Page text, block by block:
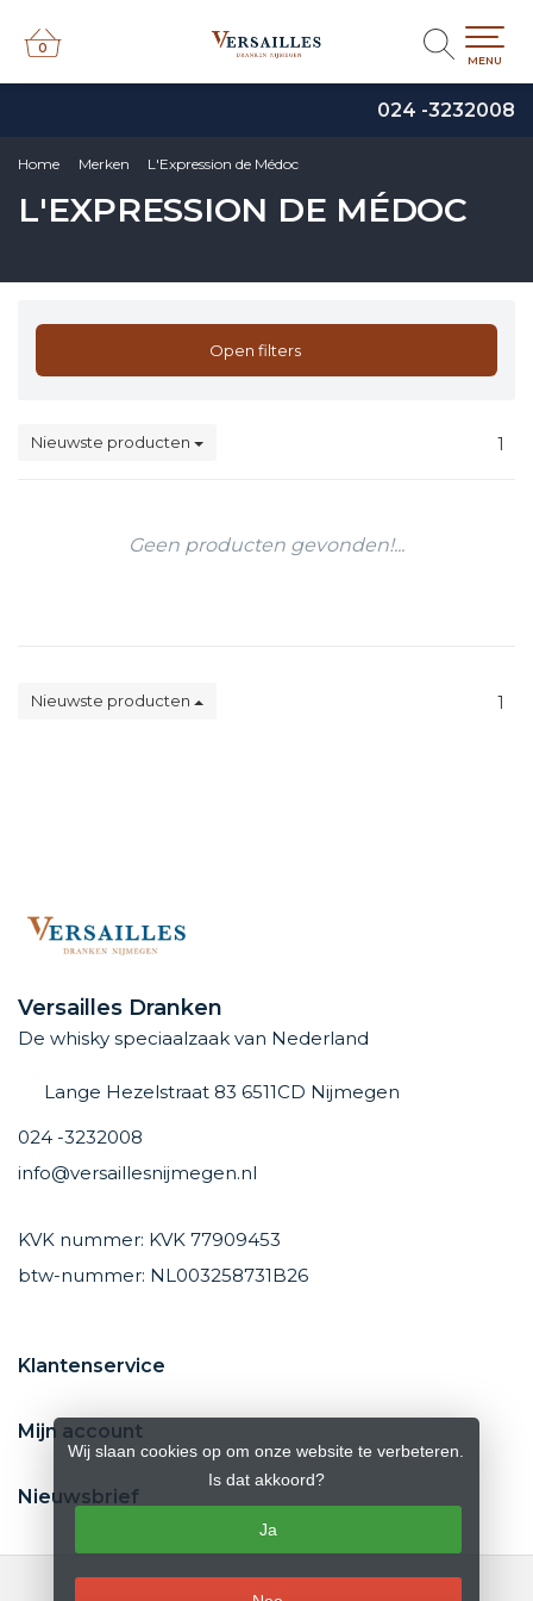
024 -3232008
0
0
MENU
Home Merken L'Expression de Médoc
L'EXPRESSION DE MÉDOC
Open filters
Nieuwste producten 1
Geen producten gevonden!...
Nieuwste producten 1
Versailles Dranken
De whisky speciaalzaak van Nederland
Lange Hezelstraat 83 6511CD Nijmegen
024 -3232008
info@versaillesnijmegen.nl
KVK nummer: KVK 77909453
btw-nummer: NL003258731B26
Klantenservice
Mijn account
Nieuwsbrief
Wij slaan cookies op om onze website te verbeteren.
Is dat akkoord?
Ja